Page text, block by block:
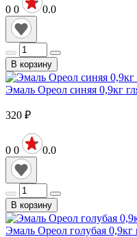
0 0 0.0
В корзину
Эмаль Ореол синяя 0,9кг
320 ₽
0 0 0.0
В корзину
Эмаль Ореол голубая